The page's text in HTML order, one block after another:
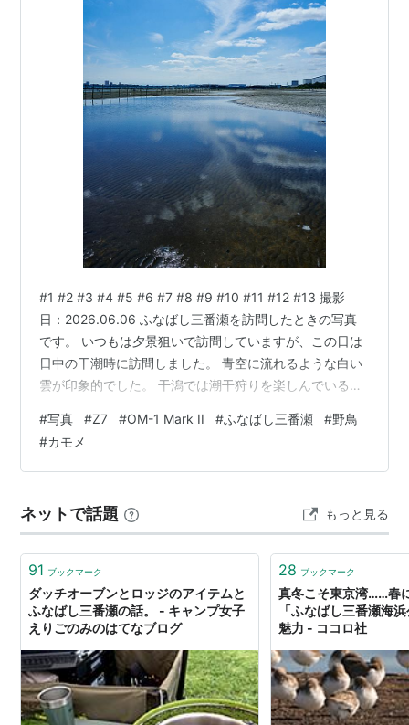
#1 #2 #3 #4 #5 #6 #7 #8 #9 #10 #11 #12 #13 撮影
日：2026.06.06 ふなばし三番瀬を訪問したときの写真
です。 いつもは夕景狙いで訪問していますが、この日は
日中の干潮時に訪問しました。 青空に流れるような白い
雲が印象的でした。 干潟では潮干狩りを楽しんでいる方
りしている姿の撮影を楽しみました。 使用カメラ＆レン
ズ #1~5 Nikon Z7+NIKKOR Z 24-120mm f/4 S RAWを
CAPTURE ONEで現像 #6~13 OM SYSTEM OM-1 Mark
#写真 #Z7 #OM-1 Mark II #ふなばし三番瀬 #野鳥
#カモメ
ネットで話題 もっと見る
91 ブックマーク
ダッチオーブンとロッジのアイテムと
ふなばし三番瀬の話。 - キャンプ女子
えりごのみのはてなブログ
28 ブックマーク
真冬こそ東京湾……春
「ふなばし三番瀬海
魅力 - ココロ社